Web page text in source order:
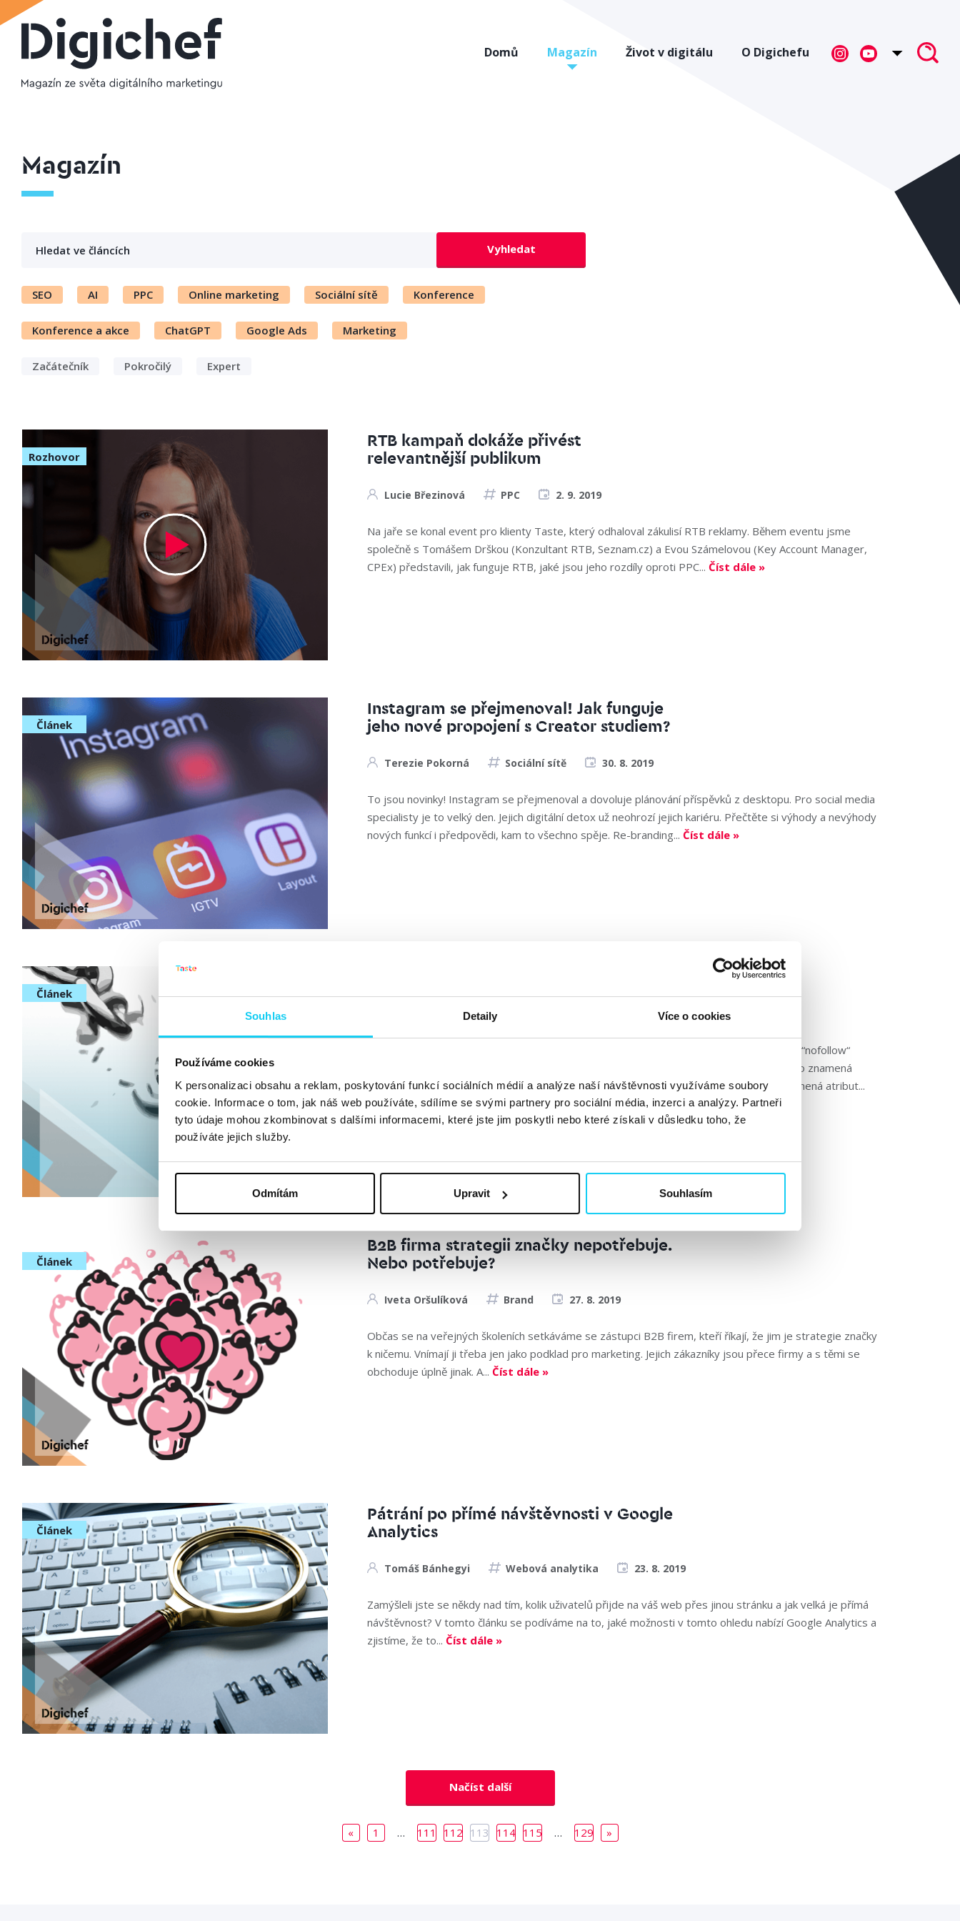
Souhlas Detaily Více o cookies
Používáme cookies
K personalizaci obsahu a reklam, poskytování funkcí sociálních médií a analýze naší návštěvnosti využíváme soubory
cookie. Informace o tom, jak náš web používáte, sdílíme se svými partnery pro sociální média, inzerci a analýzy. Partneři
tyto údaje mohou zkombinovat s dalšími informacemi, které jste jim poskytli nebo které získali v důsledku toho, že
používáte jejich služby.
Odmítám Upravit Souhlasím
Domů Magazín Život v digitálu O Digichefu
Magazín
Vyhledat
SEO AI PPC Online marketing Sociální sítě Konference
Konference a akce ChatGPT Google Ads Marketing
Začátečník Pokročilý Expert
Rozhovor
RTB kampaň dokáže přivést
relevantnější publikum
Lucie Březinová PPC 2. 9. 2019
Na jaře se konal event pro klienty Taste, který odhaloval zákulisí RTB reklamy. Během eventu jsme
společně s Tomášem Drškou (Konzultant RTB, Seznam.cz) a Evou Számelovou (Key Account Manager,
CPEx) představili, jak funguje RTB, jaké jsou jeho rozdíly oproti PPC... Číst dále »
Článek
Instagram se přejmenoval! Jak funguje
jeho nové propojení s Creator studiem?
Terezie Pokorná Sociální sítě 30. 8. 2019
To jsou novinky! Instagram se přejmenoval a dovoluje plánování příspěvků z desktopu. Pro social media
specialisty je to velký den. Jejich digitální detox už neohrozí jejich kariéru. Přečtěte si výhody a nevýhody
nových funkcí i předpovědi, kam to všechno spěje. Re-branding... Číst dále »
Článek
Dominika Mašková
V novém videu na YouTube #AskGoogleWebmasters John Mueller vysvětluje, že odkazy “nofollow“
nepřenášejí na Google žádný signál. Tak proč se stále zobrazují v GSC? Co se dozvíte? Co znamená
atribut rel=“nofollow“ Nefungující strategie K čemu slouží/neslouží nofollow dnes Co znamená atribut...
Číst dále »
Článek
B2B firma strategii značky nepotřebuje.
Nebo potřebuje?
Iveta Oršulíková Brand 27. 8. 2019
Občas se na veřejných školeních setkáváme se zástupci B2B firem, kteří říkají, že jim je strategie značky
k ničemu. Vnímají ji třeba jen jako podklad pro marketing. Jejich zákazníky jsou přece firmy a s těmi se
obchoduje úplně jinak. A... Číst dále »
Článek
Pátrání po přímé návštěvnosti v Google
Analytics
Tomáš Bánhegyi Webová analytika 23. 8. 2019
Zamýšleli jste se někdy nad tím, kolik uživatelů přijde na váš web přes jinou stránku a jak velká je přímá
návštěvnost? V tomto článku se podíváme na to, jaké možnosti v tomto ohledu nabízí Google Analytics a
zjistíme, že to... Číst dále »
Načíst další
« 1 … 111 112 113 114 115 … 129 »